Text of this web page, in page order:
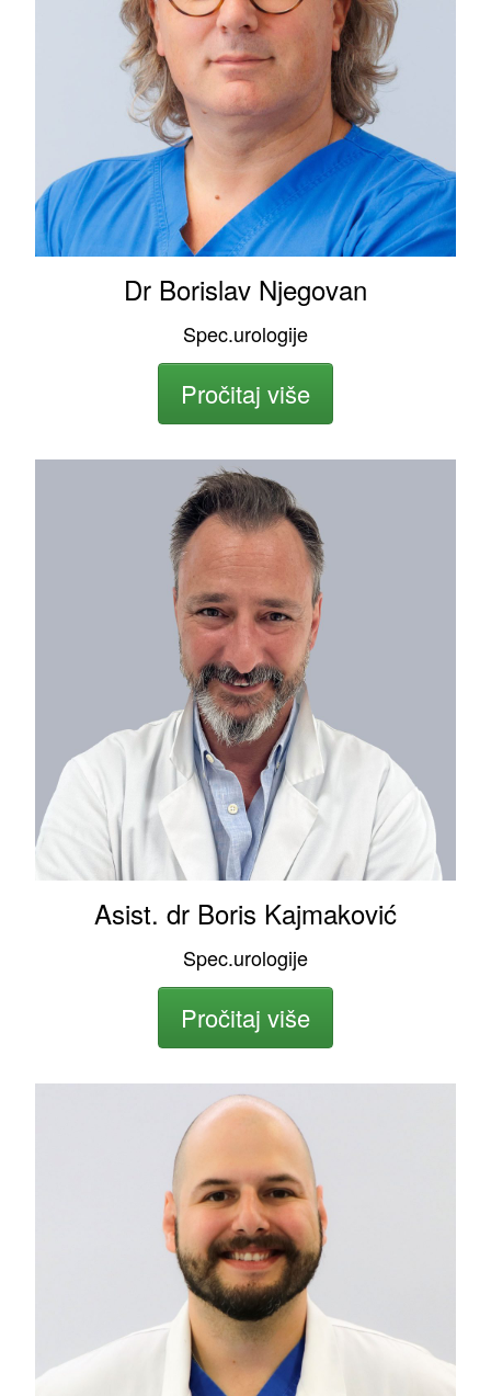
Dr Borislav Njegovan
Spec.urologije
Pročitaj više
Asist. dr Boris Kajmaković
Spec.urologije
Pročitaj više